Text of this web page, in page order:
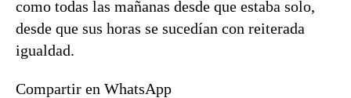
como todas las mañanas desde que estaba solo,
desde que sus horas se sucedían con reiterada
igualdad.
Compartir en WhatsApp